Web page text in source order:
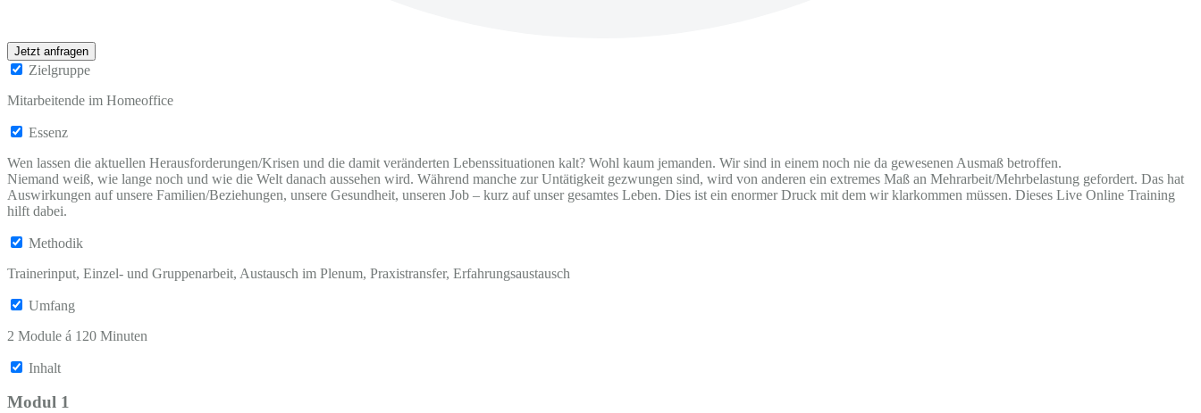
Jetzt anfragen
Zielgruppe
Mitarbeitende im Homeoffice
Essenz
Wen lassen die aktuellen Herausforderungen/Krisen und die damit veränderten Lebenssituationen kalt? Wohl kaum jemanden. Wir sind in einem noch nie da gewesenen Ausmaß betroffen.
Niemand weiß, wie lange noch und wie die Welt danach aussehen wird. Während manche zur Untätigkeit gezwungen sind, wird von anderen ein extremes Maß an Mehrarbeit/Mehrbelastung gefordert. Das hat
Auswirkungen auf unsere Familien/Beziehungen, unsere Gesundheit, unseren Job – kurz auf unser gesamtes Leben. Dies ist ein enormer Druck mit dem wir klarkommen müssen. Dieses Live Online Training
hilft dabei.
Methodik
Trainerinput, Einzel- und Gruppenarbeit, Austausch im Plenum, Praxistransfer, Erfahrungsaustausch
Umfang
2 Module á 120 Minuten
Inhalt
Modul 1